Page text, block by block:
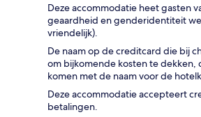
Deze accommodatie heet gasten
geaardheid en genderidentiteit
vriendelijk).
De naam op de creditcard die bij
om bijkomende kosten te dekken,
komen met de naam voor de
Deze accommodatie accepteert
betalingen.